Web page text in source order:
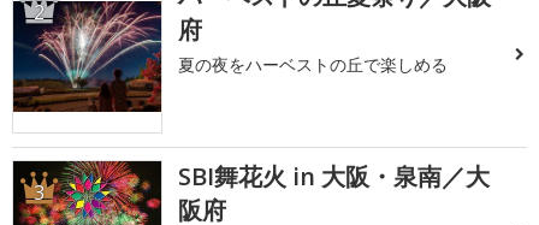
2
府
夏の夜をハーベストの丘で楽しめる
3
SBI舞花火 in 大阪・泉南／大
阪府